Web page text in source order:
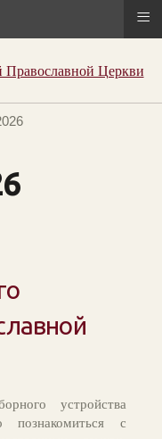
устройства
познакомиться с
≡